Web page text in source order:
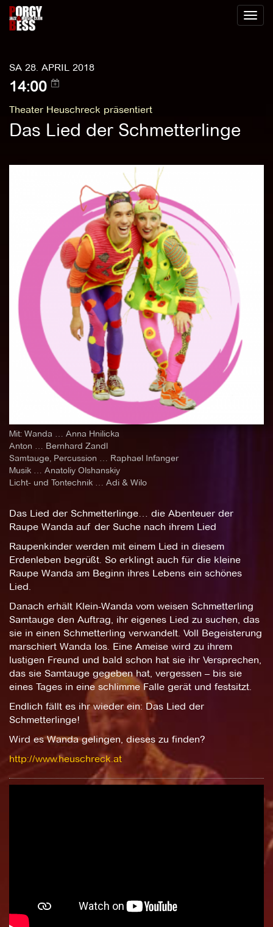
Toggle
SA 28. APRIL 2018
14:00
Theater Heuschreck präsentiert
Das Lied der Schmetterlinge
Mit: Wanda … Anna Hnilicka
Anton … Bernhard Zandl
Samtauge, Percussion … Raphael Infanger
Musik … Anatoliy Olshanskiy
Licht- und Tontechnik … Adi & Wilo
Das Lied der Schmetterlinge… die Abenteuer der
Raupe Wanda auf der Suche nach ihrem Lied
Raupenkinder werden mit einem Lied in diesem
Erdenleben begrüßt. So erklingt auch für die kleine
Raupe Wanda am Beginn ihres Lebens ein schönes
Lied.
Danach erhält Klein-Wanda vom weisen Schmetterling
Samtauge den Auftrag, ihr eigenes Lied zu suchen, das
sie in einen Schmetterling verwandelt. Voll Begeisterung
marschiert Wanda los. Eine Ameise wird zu ihrem
lustigen Freund und bald schon hat sie ihr Versprechen,
das sie Samtauge gegeben hat, vergessen – bis sie
eines Tages in eine schlimme Falle gerät und festsitzt.
Endlich fällt es ihr wieder ein: Das Lied der
Schmetterlinge!
Wird es Wanda gelingen, dieses zu finden?
http://www.heuschreck.at